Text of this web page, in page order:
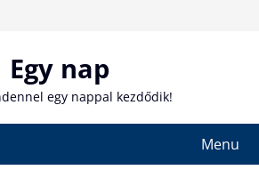
Egy nap
egy nappal kezdődik!
Menu